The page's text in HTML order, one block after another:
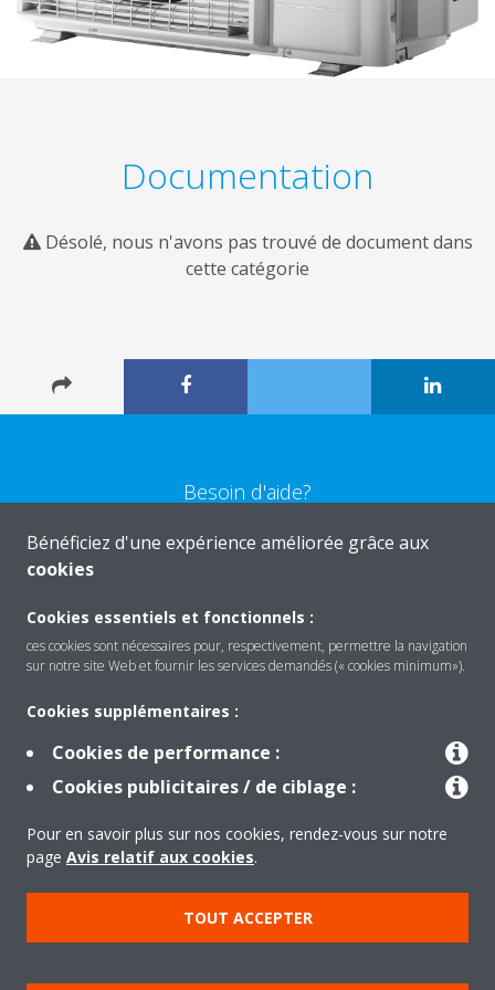
Documentation
Désolé, nous n'avons pas trouvé de document dans
cette catégorie
Besoin d'aide?
CONTACTEZ-NOUS
Solutions
À propos de Daikin
Copyright © Daikin
Mentions légales
Avis relatif aux cookies
Bénéficiez d'une expérience améliorée grâce aux
cookies
Cookies essentiels et fonctionnels :
ces cookies sont nécessaires pour, respectivement, permettre la navigation
sur notre site Web et fournir les services demandés (« cookies minimum»).
Cookies supplémentaires :
Cookies de performance :
Cookies publicitaires / de ciblage :
Pour en savoir plus sur nos cookies, rendez-vous sur notre
page Avis relatif aux cookies.
TOUT ACCEPTER